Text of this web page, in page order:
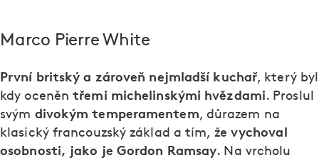
Marco Pierre White
První britský a zároveň nejmladší kuchař, který byl
kdy oceněntřemi michelinskými hvězdami. Proslul
svým divokým temperamentem, důrazem na
klasický francouzský základ a tím, že vychoval
osobnosti, jako je Gordon Ramsay. Na vrcholu